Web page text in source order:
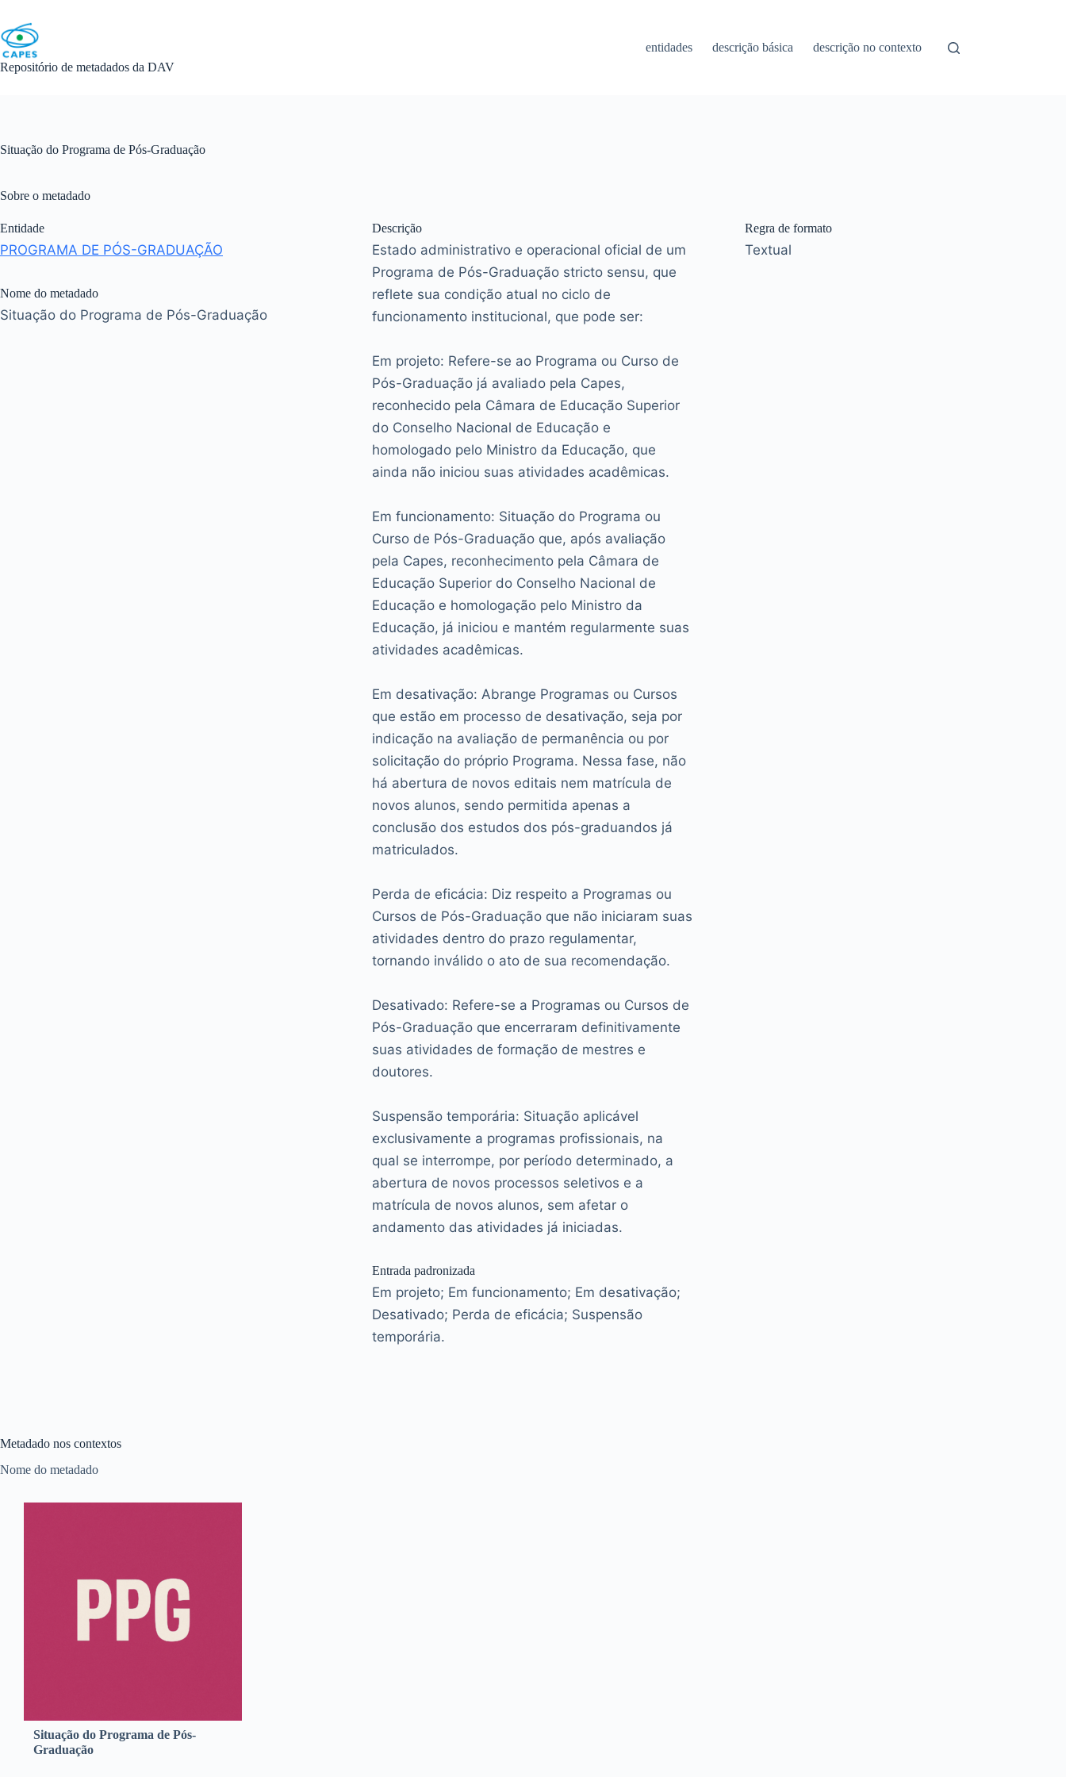
content
Repositório de metadados da DAV
entidades descrição básica descrição no contexto
Situação do Programa de Pós-Graduação
Sobre o metadado
Entidade
PROGRAMA DE PÓS-GRADUAÇÃO
Nome do metadado
Situação do Programa de Pós-Graduação
Descrição
Estado administrativo e operacional oficial de um
Programa de Pós-Graduação stricto sensu, que
reflete sua condição atual no ciclo de
funcionamento institucional, que pode ser:
Em projeto: Refere-se ao Programa ou Curso de
Pós-Graduação já avaliado pela Capes,
reconhecido pela Câmara de Educação Superior
do Conselho Nacional de Educação e
homologado pelo Ministro da Educação, que
ainda não iniciou suas atividades acadêmicas.
Em funcionamento: Situação do Programa ou
Curso de Pós-Graduação que, após avaliação
pela Capes, reconhecimento pela Câmara de
Educação Superior do Conselho Nacional de
Educação e homologação pelo Ministro da
Educação, já iniciou e mantém regularmente suas
atividades acadêmicas.
Em desativação: Abrange Programas ou Cursos
que estão em processo de desativação, seja por
indicação na avaliação de permanência ou por
solicitação do próprio Programa. Nessa fase, não
há abertura de novos editais nem matrícula de
novos alunos, sendo permitida apenas a
conclusão dos estudos dos pós-graduandos já
matriculados.
Perda de eficácia: Diz respeito a Programas ou
Cursos de Pós-Graduação que não iniciaram suas
atividades dentro do prazo regulamentar,
tornando inválido o ato de sua recomendação.
Desativado: Refere-se a Programas ou Cursos de
Pós-Graduação que encerraram definitivamente
suas atividades de formação de mestres e
doutores.
Suspensão temporária: Situação aplicável
exclusivamente a programas profissionais, na
qual se interrompe, por período determinado, a
abertura de novos processos seletivos e a
matrícula de novos alunos, sem afetar o
andamento das atividades já iniciadas.
Entrada padronizada
Em projeto; Em funcionamento; Em desativação;
Desativado; Perda de eficácia; Suspensão
temporária.
Regra de formato
Textual
Metadado nos contextos
Nome do metadado
Situação do Programa de Pós-
Graduação